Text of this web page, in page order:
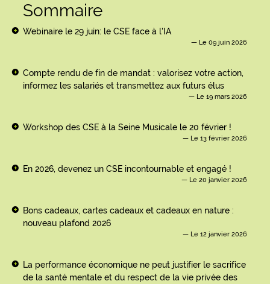
Sommaire
Webinaire le 29 juin: le CSE face à l'IA
Le 09 juin 2026
Compte rendu de fin de mandat : valorisez votre action,
informez les salariés et transmettez aux futurs élus
Le 19 mars 2026
Workshop des CSE à la Seine Musicale le 20 février !
Le 13 février 2026
En 2026, devenez un CSE incontournable et engagé !
Le 20 janvier 2026
Bons cadeaux, cartes cadeaux et cadeaux en nature :
nouveau plafond 2026
Le 12 janvier 2026
La performance économique ne peut justifier le sacrifice
de la santé mentale et du respect de la vie privée des